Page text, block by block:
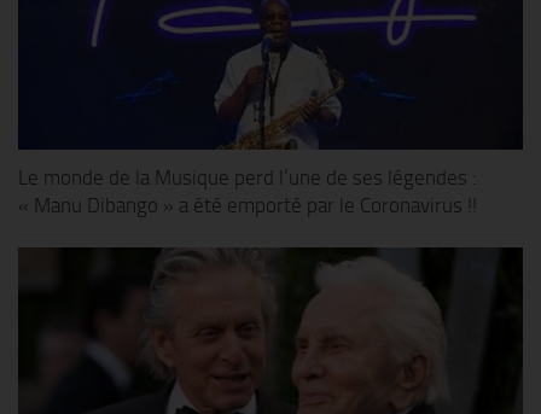
Le monde de la Musique perd l’une de ses légendes :
« Manu Dibango » a été emporté par le Coronavirus !!